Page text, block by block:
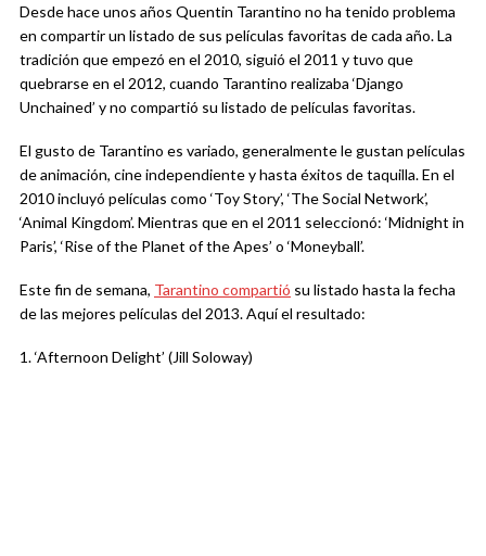
Desde hace unos años Quentin Tarantino no ha tenido problema
en compartir un listado de sus películas favoritas de cada año. La
tradición que empezó en el 2010, siguió el 2011 y tuvo que
quebrarse en el 2012, cuando Tarantino realizaba ‘Django
Unchained’ y no compartió su listado de películas favoritas.
El gusto de Tarantino es variado, generalmente le gustan películas
de animación, cine independiente y hasta éxitos de taquilla. En el
2010 incluyó películas como ‘Toy Story’, ‘The Social Network’,
‘Animal Kingdom’. Mientras que en el 2011 seleccionó: ‘Midnight in
Paris’, ‘Rise of the Planet of the Apes’ o ‘Moneyball’.
Este fin de semana, Tarantino compartió su listado hasta la fecha
de las mejores películas del 2013. Aquí el resultado:
1. ‘Afternoon Delight’ (Jill Soloway)